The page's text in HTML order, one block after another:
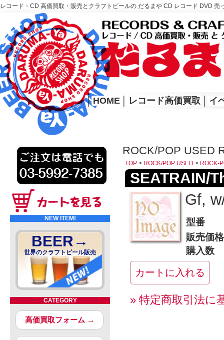
レコード・CD 高価買取・販売とクラフトビールの だるまや CD レコード DVD
レコード高価買取はこちら
HOME
│ HOME レコード高価買取 イ
NEW ITEM!
BEER→
世界のクラフトビール販売
CATEGORY
高価買取フォーム →
ROCK/POP USED
TOP > ROCK/POP USED > ROCK-
SEATRAIN/
Gf,
型番
販売価格
購入数
» 特定商取引法に